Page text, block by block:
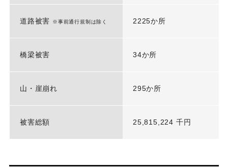
道路被害 ※事前通行規制は除く 2225か所
橋梁被害 34か所
山・崖崩れ 295か所
被害総額 25,815,224 千円